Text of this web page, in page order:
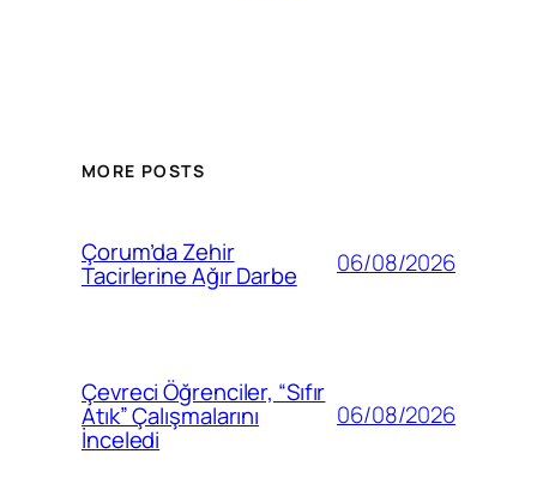
MORE POSTS
Çorum’da Zehir
Tacirlerine Ağır Darbe 06/08/2026
Çevreci Öğrenciler, “Sıfır
Atık” Çalışmalarını
İnceledi
06/08/2026